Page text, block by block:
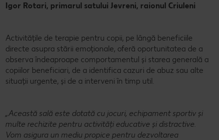
Igor Rotari, primarul satului Jevreni, raionul Criuleni
Activitățile de terapie pentru copii, pe lângă beneficiile
directe asupra stării emoționale, oferă oportunitatea de a
observa îndeaproape comportamentul și starea generală a
copiilor beneficiari, de a identifica cazuri de abuz sau alte
situații urgente, și de a interveni în timp util.
„Această sală este dotată cu jocuri, echipament sportiv și
multe rechizite pentru activități educative și distractive.
Vom asigura un mediu propice pentru dezvoltarea